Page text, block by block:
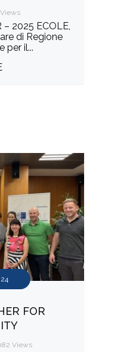
Views
– 2025 ECOLE,
di Regione
per il...
FOR
Views